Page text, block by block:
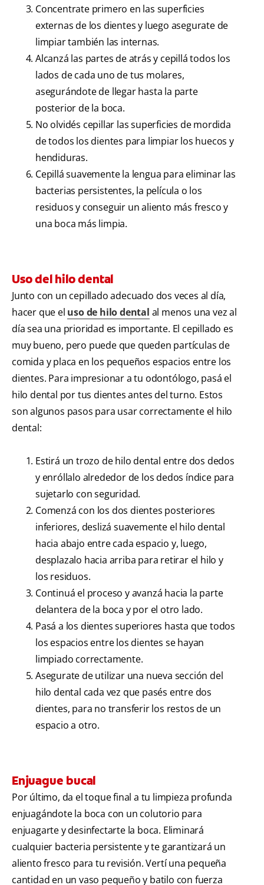
Concentrate primero en las superficies
externas de los dientes y luego asegurate de
limpiar también las internas.
Alcanzá las partes de atrás y cepillá todos los
lados de cada uno de tus molares,
asegurándote de llegar hasta la parte
posterior de la boca.
No olvidés cepillar las superficies de mordida
de todos los dientes para limpiar los huecos y
hendiduras.
Cepillá suavemente la lengua para eliminar las
bacterias persistentes, la película o los
residuos y conseguir un aliento más fresco y
una boca más limpia.
Uso del hilo dental
Junto con un cepillado adecuado dos veces al día,
hacer que el uso de hilo dental al menos una vez al
día sea una prioridad es importante. El cepillado es
muy bueno, pero puede que queden partículas de
comida y placa en los pequeños espacios entre los
dientes. Para impresionar a tu odontólogo, pasá el
hilo dental por tus dientes antes del turno. Estos
son algunos pasos para usar correctamente el hilo
dental:
Estirá un trozo de hilo dental entre dos dedos
y enróllalo alrededor de los dedos índice para
sujetarlo con seguridad.
Comenzá con los dos dientes posteriores
inferiores, deslizá suavemente el hilo dental
hacia abajo entre cada espacio y, luego,
desplazalo hacia arriba para retirar el hilo y
los residuos.
Continuá el proceso y avanzá hacia la parte
delantera de la boca y por el otro lado.
Pasá a los dientes superiores hasta que todos
los espacios entre los dientes se hayan
limpiado correctamente.
Asegurate de utilizar una nueva sección del
hilo dental cada vez que pasés entre dos
dientes, para no transferir los restos de un
espacio a otro.
Enjuague bucal
Por último, da el toque final a tu limpieza profunda
enjuagándote la boca con un colutorio para
enjuagarte y desinfectarte la boca. Eliminará
cualquier bacteria persistente y te garantizará un
aliento fresco para tu revisión. Vertí una pequeña
cantidad en un vaso pequeño y batilo con fuerza